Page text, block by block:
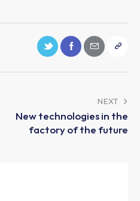
NEXT
New technologies in the
factory of the future